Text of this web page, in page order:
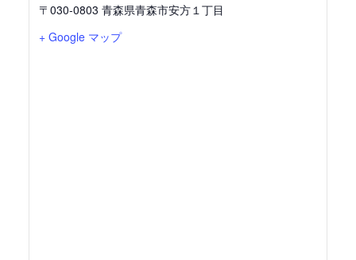
〒030-0803 青森県青森市安方１丁目
+ Google マップ